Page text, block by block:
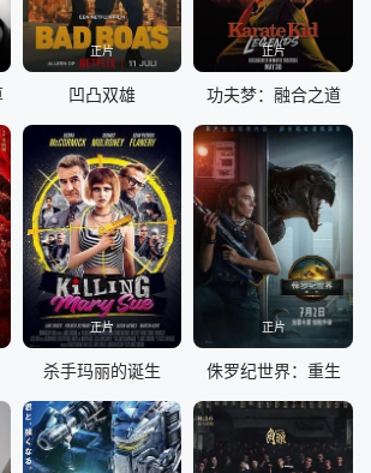
正片
凹凸双雄
正片
功夫梦：融合之道
正片
杀手玛丽的诞生
正片
侏罗纪世界：重生